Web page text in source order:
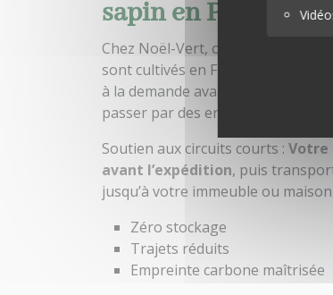
sapin en Pyrénées-
Chez Noël-Vert, on ne fait pas
sont cultivés en France, dans le
à la demande avant d’être livrés
passer par des entrepôts ou des
Soutien aux circuits courts : Votre
avant l’expédition, puis
jusqu’à votre immeuble ou
Zéro stockage
Trajets réduits
Empreinte carbone maîtrisée